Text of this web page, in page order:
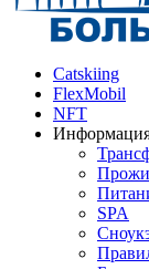
Catskiing
FlexMobil
NFT
SPA